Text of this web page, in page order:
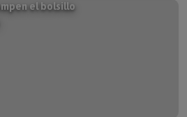
el bolsillo